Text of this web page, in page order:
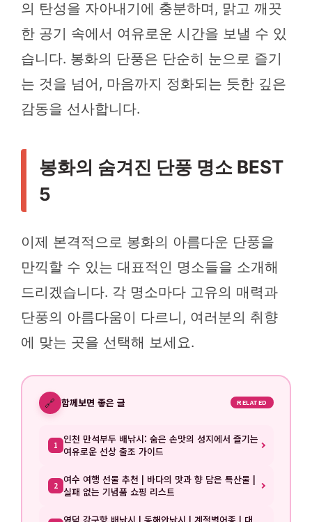
의 탄성을 자아내기에 충분하며, 맑고 깨끗
한 공기 속에서 여유로운 시간을 보낼 수 있
습니다. 봉화의 단풍은 단순히 눈으로 즐기
는 것을 넘어, 마음까지 정화되는 듯한 깊은
감동을 선사합니다.
봉화의 숨겨진 단풍 명소 BEST
5
이제 본격적으로 봉화의 아름다운 단풍을
만끽할 수 있는 대표적인 명소들을 소개해
드리겠습니다. 각 명소마다 고유의 매력과
단풍의 아름다움이 다르니, 여러분의 취향
에 맞는 곳을 선택해 보세요.
🔗 함께보면 좋은 글 RELATED
1 인천 만석부두 배낚시: 숨은 손맛의 성지에서 즐기는
여유로운 선상 출조 가이드
2 여수 여행 선물 추천 | 바다의 맛과 향 담은 특산물 |
실패 없는 기념품 쇼핑 리스트